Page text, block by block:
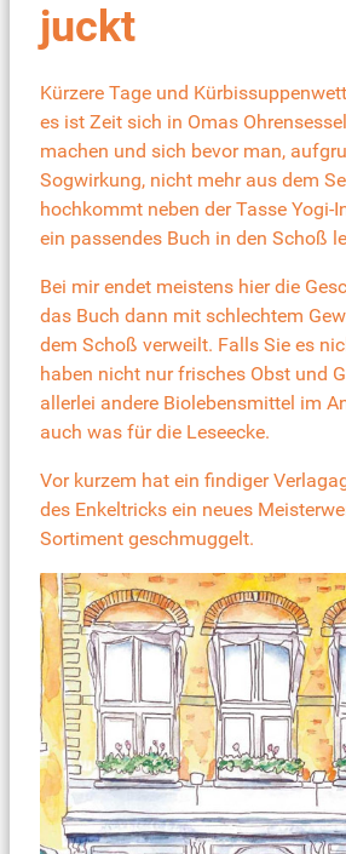
juckt
Kürzere Tage und
es ist Zeit sich in Omas
machen und sich bevor man,
Sogwirkung, nicht mehr aus dem
hochkommt neben der Tasse Yogi-
ein passendes Buch in den Schoß
Bei mir endet meistens hier die
das Buch dann mit schlechtem
dem Schoß verweilt. Falls Sie es
haben nicht nur frisches Obst und
allerlei andere Biolebensmittel im
auch was für die Leseecke.
Vor kurzem hat ein findiger
des Enkeltricks ein neues
Sortiment geschmuggelt.